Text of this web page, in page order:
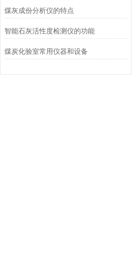
煤灰成份分析仪​的特点
智能石灰活性度检测仪的功能
煤炭化验室常用仪器和设备